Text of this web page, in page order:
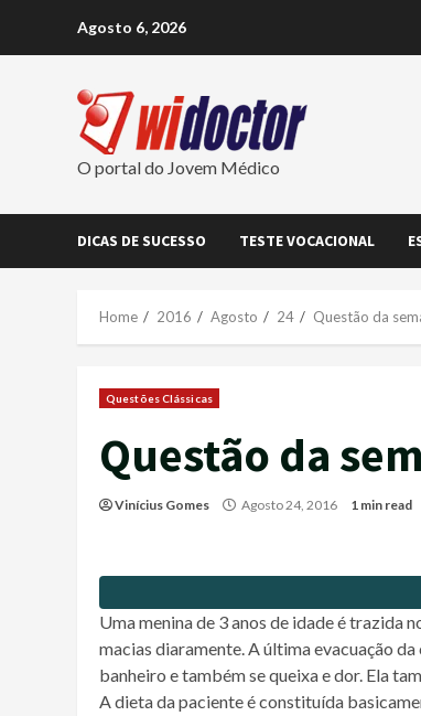
Agosto 6, 2026
O portal do Jovem Médico
DICAS DE SUCESSO TESTE VOCACIONAL
Home 2016 Agosto 24 Questão da
Questões Clássicas
Questão da
Vinícius Gomes Agosto 24, 2016 1 min read
Uma menina de 3 anos de idade é trazida
macias diaramente. A última evacuação
banheiro e também se queixa e dor. Ela
A dieta da paciente é constituída